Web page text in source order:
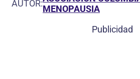
AUTOR:MENOPAUSIA
Publicidad